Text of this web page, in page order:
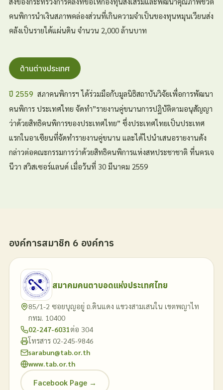
คนพิการนำเงินสภาพคล่องส่วนที่เกินความจำเป็นของทุนหมุนเวียนส่ง
คลังเป็นรายได้แผ่นดิน จำนวน 2,000 ล้านบาท
ด้านต่างประเทศ
ปี 2559 สภาคนพิการฯ ได้ร่วมมือกับมูลนิธิสถาบันวิจัยเพื่อการพัฒนา
คนพิการ ประเทศไทย จัดทำ”รายงานคู่ขนานการปฏิบัติตามอนุสัญญา
ว่าด้วยสิทธิคนพิการของประเทศไทย” ซึ่งประเทศไทยเป็นประเทศ
แรกในอาเซียนที่จัดทำรายงานคู่ขนาน และได้ไปนำเสนอรายงานดัง
กล่าวต่อคณะกรรมการว่าด้วยสิทธิคนพิการแห่งสหประชาชาติ ที่นครเจ
นีวา สวิสเซอร์แลนด์ เมื่อวันที่ 30 มีนาคม 2559
องค์การสมาชิก 6 องค์การ
สมาคมคนตาบอดแห่งประเทศไทย
85/1-2 ซอยบุญอยู่ ถ.ดินแดง แขวงสามเสนใน เขตพญาไท
กทม. 10400
02-247-6031ต่อ 304
โทรสาร 02-245-9846
sarabun@tab.or.th
www.tab.or.th
Facebook Page →